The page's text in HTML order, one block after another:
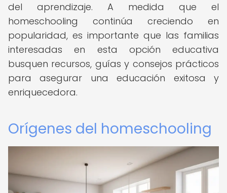
del aprendizaje. A medida que el
homeschooling continúa creciendo en
popularidad, es importante que las familias
interesadas en esta opción educativa
busquen recursos, guías y consejos prácticos
para asegurar una educación exitosa y
enriquecedora.
Orígenes del homeschooling